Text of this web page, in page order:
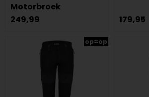
Motorbroek
249,99
179,95
op=op